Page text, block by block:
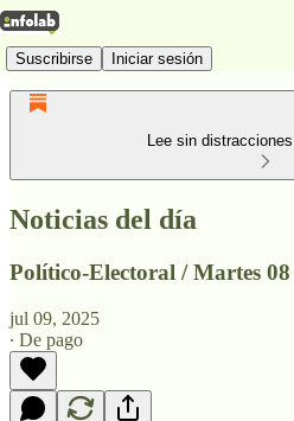
Suscribirse Iniciar sesión
Lee sin
Noticias del día
Político-Electoral / Martes
jul 09, 2025
∙ De pago